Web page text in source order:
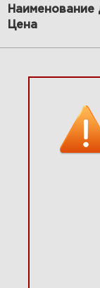
7
Наименование
Цена